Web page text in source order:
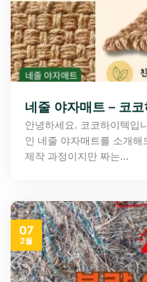
네줄 야자매트 – 코
안녕하세요. 코코하이텍입
인 네줄 야자매트를 소개
제작 과정이지만 짜는...
07
2월